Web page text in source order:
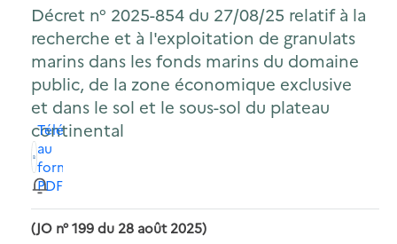
Décret n° 2025-854 du 27/08/25 relatif à la
recherche et à l'exploitation de granulats
marins dans les fonds marins du domaine
public, de la zone économique exclusive
et dans le sol et le sous-sol du plateau
continental
Télécharger
au
format
PDF
(JO n° 199 du 28 août 2025)